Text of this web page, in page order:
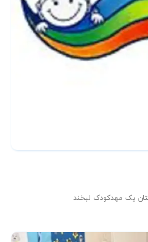
یک مهدکودک لبخند